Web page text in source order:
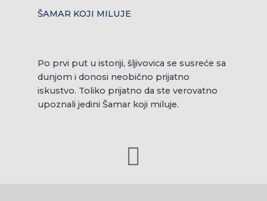
ŠAMAR KOJI MILUJE
Po prvi put u istoriji, šljivovica se susreće sa
dunjom i donosi neobično prijatno
iskustvo. Toliko prijatno da ste verovatno
upoznali jedini Šamar koji miluje.